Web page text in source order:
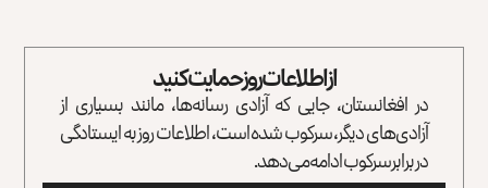
از اطلاعات روز حمایت کنید
در افغانستان، جایی که آزادی رسانه‌ها، مانند بسیاری از
آزادی‌های دیگر، سرکوب شده است، اطلاعات روز به ایستادگی
در برابر سرکوب ادامه می‌دهد.